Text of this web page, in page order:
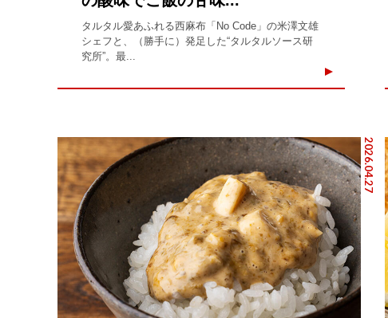
タルタル愛あふれる西麻布「No Code」の米澤文雄
シェフと、（勝手に）発足した“タルタルソース研
究所”。最...
2026.04.27